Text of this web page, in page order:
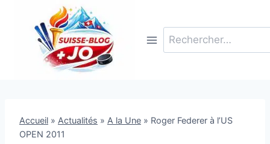
contenu
Rechercher :
Accueil » Actualités » A la Une » Roger Federer à l’US
OPEN 2011